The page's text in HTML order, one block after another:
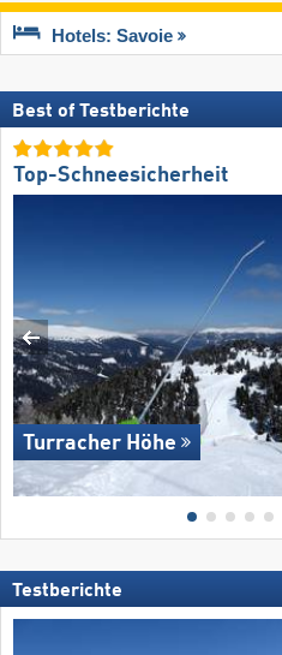
Hotels: Savoie
Best of Testberichte
Top-Schneesicherheit
Turracher Höhe
Testberichte